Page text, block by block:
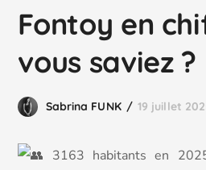
Fontoy en
vous saviez ?
Sabrina FUNK 19 juillet
3163 habitants en